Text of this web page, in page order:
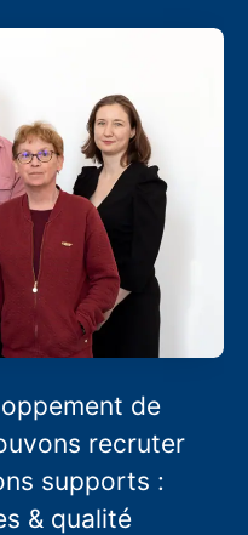
de
recruter
supports :
& qualité